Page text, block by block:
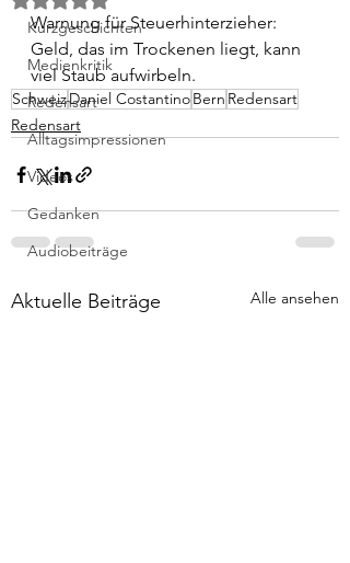
Kurzgeschichten
Medienkritik
Redensart
Alltagsimpressionen
Videos
Gedanken
Audiobeiträge
Warnung für Steuerhinterzieher:
Geld, das im Trockenen liegt, kann
viel Staub aufwirbeln.
SchweizDaniel CostantinoBern Redensart
Redensart
Aktuelle Beiträge Alle ansehen